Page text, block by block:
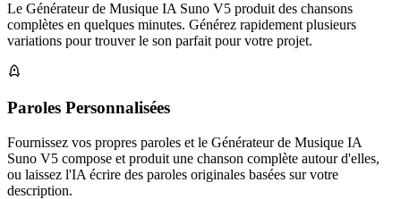
Le Générateur de Musique IA Suno V5 produit des chansons
complètes en quelques minutes. Générez rapidement plusieurs
variations pour trouver le son parfait pour votre projet.
Paroles Personnalisées
Fournissez vos propres paroles et le Générateur de Musique IA
Suno V5 compose et produit une chanson complète autour d'elles,
ou laissez l'IA écrire des paroles originales basées sur votre
description.